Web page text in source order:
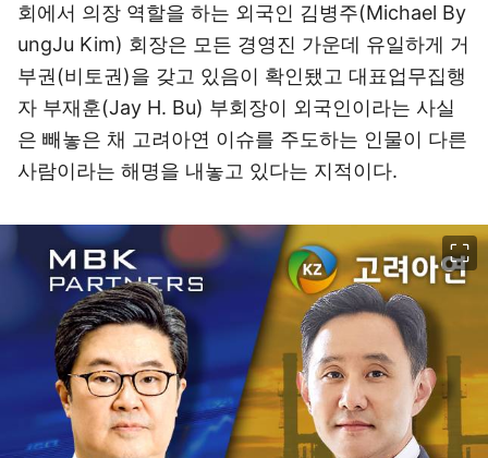
회에서 의장 역할을 하는 외국인 김병주(Michael By
ungJu Kim) 회장은 모든 경영진 가운데 유일하게 거
부권(비토권)을 갖고 있음이 확인됐고 대표업무집행
자 부재훈(Jay H. Bu) 부회장이 외국인이라는 사실
은 빼놓은 채 고려아연 이슈를 주도하는 인물이 다른
사람이라는 해명을 내놓고 있다는 지적이다.